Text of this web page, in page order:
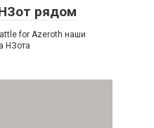
рядом
for Azeroth наши
НЗота